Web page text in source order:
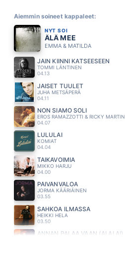
Aiemmin soineet kappaleet:
NYT SOI
ÄLÄ MEE
EMMA & MATILDA
JÄIN KIINNI KATSEESEEN
TOMMI LÄNTINEN
04.13
JAISET TUULET
JUHA METSÄPERÄ
04.11
NON SIAMO SOLI
EROS RAMAZZOTTI & RICKY MARTIN
04.07
LULULAI
KOMIAT
04.04
TAIKAVOIMIA
MIKKO HARJU
04.00
PÄIVÄNVALOA
JORMA KÄÄRIÄINEN
03.55
SAHKOA ILMASSA
HEIKKI HELA
03.50
ANNAN PALAA VAAN (AI AI AI)